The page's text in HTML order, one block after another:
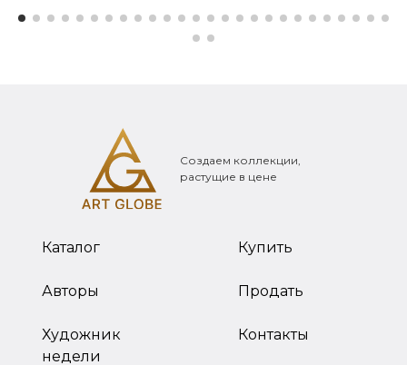
Создаем коллекции,
растущие в цене
Каталог
Авторы
Художник
недели
Купить
Продать
Контакты